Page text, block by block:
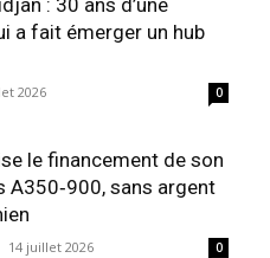
: 30 ans d’une
a fait émerger un hub
2026 0
le financement de son
A350‑900, sans argent
14 juillet 2026 0